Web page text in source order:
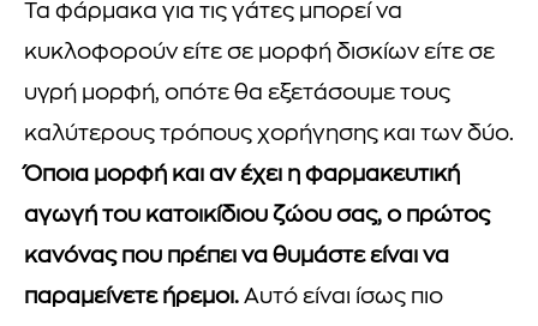
Τα φάρμακα για τις γάτες μπορεί να
κυκλοφορούν είτε σε μορφή δισκίων είτε σε
υγρή μορφή, οπότε θα εξετάσουμε τους
καλύτερους τρόπους χορήγησης και των δύο.
Όποια μορφή και αν έχει η φαρμακευτική
αγωγή του κατοικίδιου ζώου σας, ο πρώτος
κανόνας που πρέπει να θυμάστε είναι να
παραμείνετε ήρεμοι. Αυτό είναι ίσως πιο